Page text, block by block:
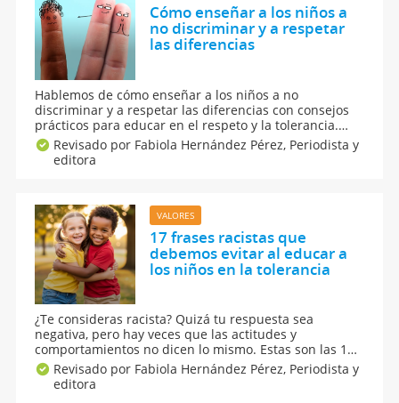
Cómo enseñar a los niños a
no discriminar y a respetar
las diferencias
Hablemos de cómo enseñar a los niños a no
discriminar y a respetar las diferencias con consejos
prácticos para educar en el respeto y la tolerancia.
Además, explica la importancia del Día de la Raza y el
valor de la diversidad a través de frases famosas para
niños con mensajes de no a la discriminación.
Revisado por Fabiola Hernández Pérez, Periodista y
editora
VALORES
17 frases racistas que
debemos evitar al educar a
los niños en la tolerancia
¿Te consideras racista? Quizá tu respuesta sea
negativa, pero hay veces que las actitudes y
comportamientos no dicen lo mismo. Estas son las 17
frases racistas que debemos evitar al educar a los
niños en la tolerancia, el respeto y en la igualdad de
Revisado por Fabiola Hernández Pérez, Periodista y
editora